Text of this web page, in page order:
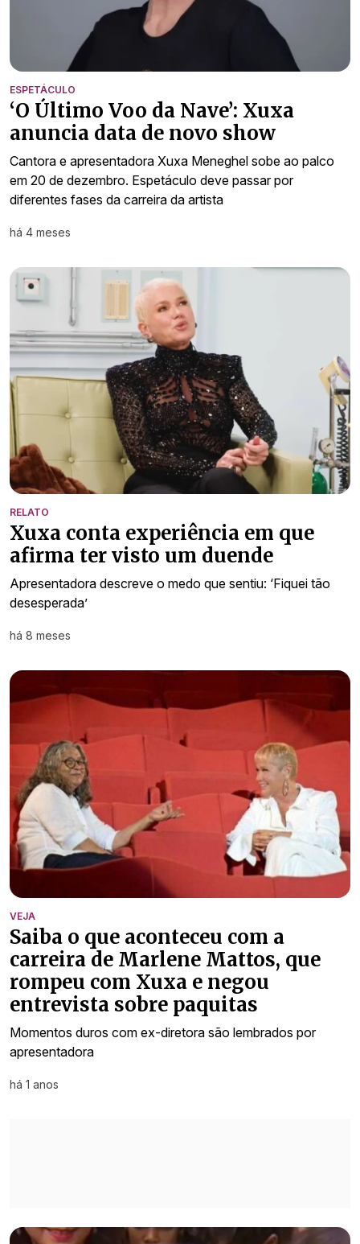
ESPETÁCULO
‘O Último Voo da Nave’: Xuxa
anuncia data de novo show
Cantora e apresentadora Xuxa Meneghel sobe ao palco
em 20 de dezembro. Espetáculo deve passar por
diferentes fases da carreira da artista
há 4 meses
RELATO
Xuxa conta experiência em que
afirma ter visto um duende
Apresentadora descreve o medo que sentiu: ‘Fiquei tão
desesperada’
há 8 meses
VEJA
Saiba o que aconteceu com a
carreira de Marlene Mattos, que
rompeu com Xuxa e negou
entrevista sobre paquitas
Momentos duros com ex-diretora são lembrados por
apresentadora
há 1 anos